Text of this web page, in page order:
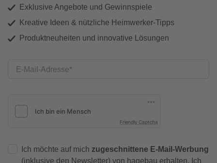
Exklusive Angebote und Gewinnspiele
Kreative Ideen & nützliche Heimwerker-Tipps
Produktneuheiten und innovative Lösungen
E-Mail-Adresse
Friendly Captcha
Ich möchte auf mich zugeschnittene E-Mail-Werbung
(inklusive den Newsletter) von hagebau erhalten. Ich